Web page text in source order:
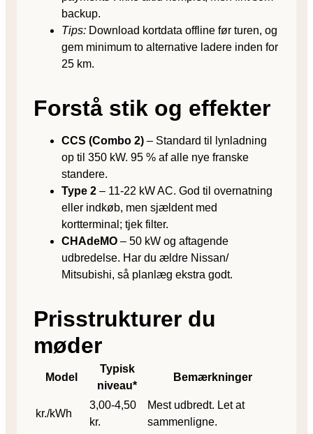
backup.
Tips: Download kortdata offline før turen, og
gem minimum to alternative ladere inden for
25 km.
Forstå stik og effekter
CCS (Combo 2) – Standard til lynladning
op til 350 kW. 95 % af alle nye franske
standere.
Type 2 – 11-22 kW AC. God til overnatning
eller indkøb, men sjældent med
kortterminal; tjek filter.
CHAdeMO – 50 kW og aftagende
udbredelse. Har du ældre Nissan/​
Mitsubishi, så planlæg ekstra godt.
Prisstrukturer du
møder
Model
Typisk
niveau*
Bemærkninger
kr./kWh
3,00-4,50
kr.
Mest udbredt. Let at
sammenligne.